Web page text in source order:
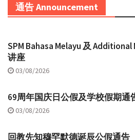
通告 Announcement
SPM Bahasa Melayu 及
讲座
03/08/2026
69周年国庆日公假及学校假期通
03/08/2026
回教先知穆罕默德诞辰公假通告